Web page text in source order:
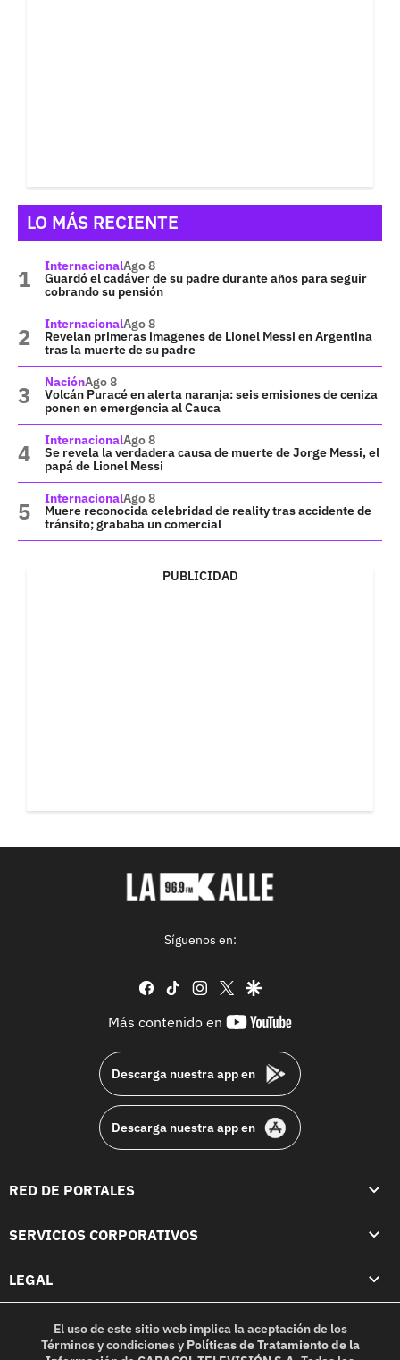
LO MÁS RECIENTE
InternacionalAgo 8
Guardó el cadáver de su padre durante años para seguir
cobrando su pensión
InternacionalAgo 8
Revelan primeras imagenes de Lionel Messi en Argentina
tras la muerte de su padre
NaciónAgo 8
Volcán Puracé en alerta naranja: seis emisiones de ceniza
ponen en emergencia al Cauca
InternacionalAgo 8
Se revela la verdadera causa de muerte de Jorge Messi, el
papá de Lionel Messi
InternacionalAgo 8
Muere reconocida celebridad de reality tras accidente de
tránsito; grababa un comercial
PUBLICIDAD
Síguenos en:
facebook
tiktok instagram
twittergoogle
Más contenido en
youtube-
Descarga nuestra app en
Descarga nuestra app en
RED DE PORTALES
SERVICIOS CORPORATIVOS
LEGAL
El uso de este sitio web implica la aceptación de los
Términos y condicionesy Políticas de Tratamiento de la